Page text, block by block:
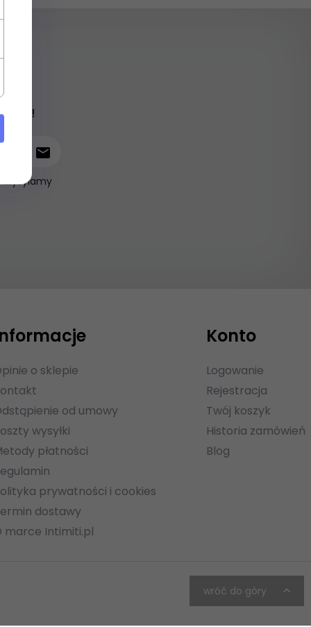
!
wysyłamy
o sklepie
od umowy
wysyłki
płatności
prywatności i cookies
dostawy
marce Intimiti.pl
Konto
Logowanie
Rejestracja
Twój koszyk
Historia zamówień
Blog
wróć do góry